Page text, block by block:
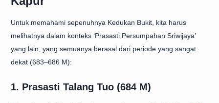
Untuk memahami sepenuhnya Kedukan Bukit, kita harus
melihatnya dalam konteks ‘Prasasti Persumpahan Sriwijaya’
yang lain, yang semuanya berasal dari periode yang sangat
dekat (683–686 M):
1. Prasasti Talang Tuo (684 M)